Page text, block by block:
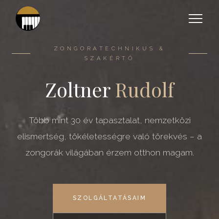
Főoldal
Előadó, oktató
Javítás &
Silent
Hasznos
tanácsok
Hogyan óvjuk
ZONGORATECHNIKUS &
SZAKÉRTŐ
ZoltnerRudolf
Több mint 30 év tapasztalat, nemzetközi
elismertség, tökéletességre való törekvés – a
zongorák világában érzem otthon magam.
SZOLGÁLTATÁSAIM